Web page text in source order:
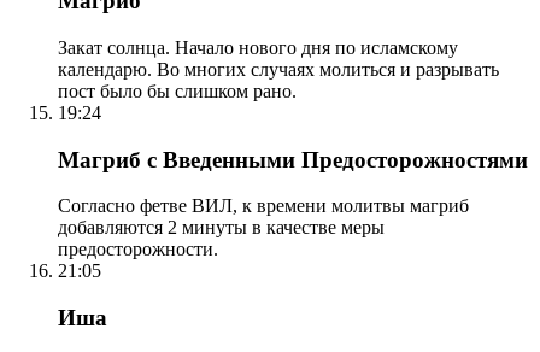
Закат солнца. Начало нового дня по исламскому
календарю. Во многих случаях молиться и разрывать
пост было бы слишком рано.
19:24
Магриб с Введенными Предосторожностями
Согласно фетве ВИЛ, к времени молитвы магриб
добавляются 2 минуты в качестве меры
предосторожности.
21:05
Иша